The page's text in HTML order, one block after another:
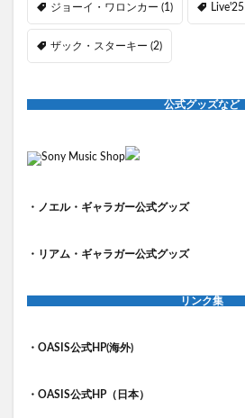
ジョーイ・ワロンカー (1) Live'25
ザック・スターキー (2)
公式グッズなど
・ノエル・ギャラガー公式グッズ
・リアム・ギャラガー公式グッズ
リンク集
・OASIS公式HP(海外)
・OASIS公式HP（日本）